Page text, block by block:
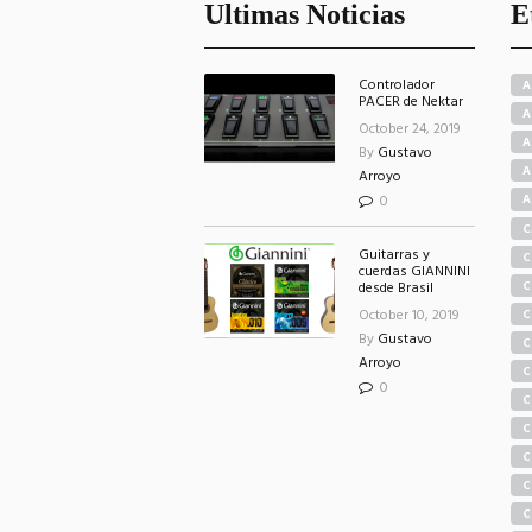
Ultimas Noticias
Controlador
PACER de Nektar
October 24, 2019
By Gustavo
Arroyo
0
Guitarras y
cuerdas GIANNINI
desde Brasil
October 10, 2019
By Gustavo
Arroyo
0